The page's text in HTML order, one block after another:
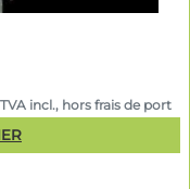
TVA incl., hors frais de port